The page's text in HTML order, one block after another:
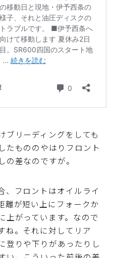
ブリーディングをしても
たもののやはりフロント
の差なのですが。
、フロントはオイルライ
離が短い上にフォークか
上がっています。なので
ね。それに対してリア
登りや下りがあったりし